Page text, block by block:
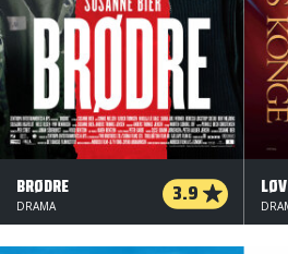
BRØDRE 3.9
DRAMA